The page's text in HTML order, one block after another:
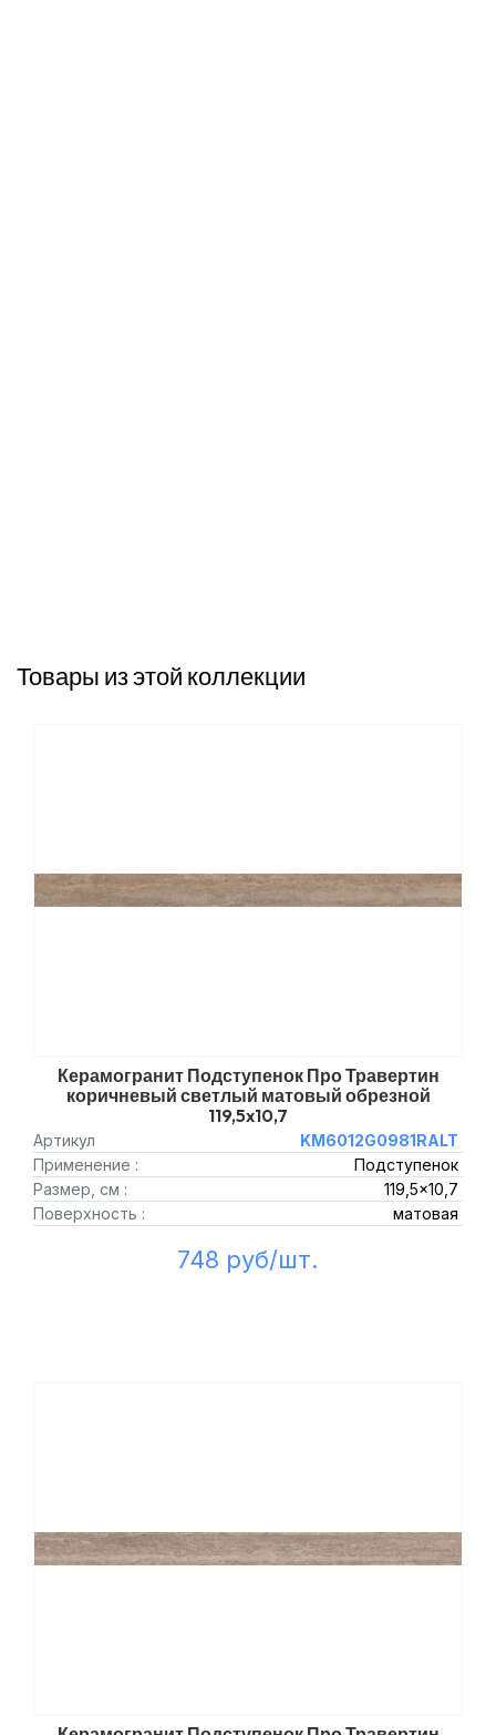
Товары из этой коллекции
Керамогранит Подступенок Про Травертин
коричневый светлый матовый обрезной
119,5x10,7
Артикул
KM6012G0981RALT
Применение :
Подступенок
Размер, см :
119,5x10,7
Поверхность :
матовая
748 руб/шт.